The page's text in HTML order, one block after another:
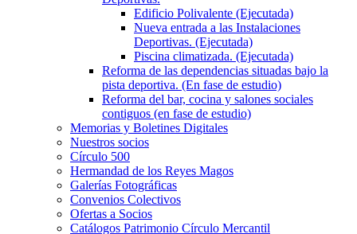
Edificio Polivalente (Ejecutada)
Nueva entrada a las Instalaciones
Deportivas. (Ejecutada)
Piscina climatizada. (Ejecutada)
Reforma de las dependencias situadas bajo la
pista deportiva. (En fase de estudio)
Reforma del bar, cocina y salones sociales
contiguos (en fase de estudio)
Memorias y Boletines Digitales
Nuestros socios
Círculo 500
Hermandad de los Reyes Magos
Galerías Fotográficas
Convenios Colectivos
Ofertas a Socios
Catálogos Patrimonio Círculo Mercantil